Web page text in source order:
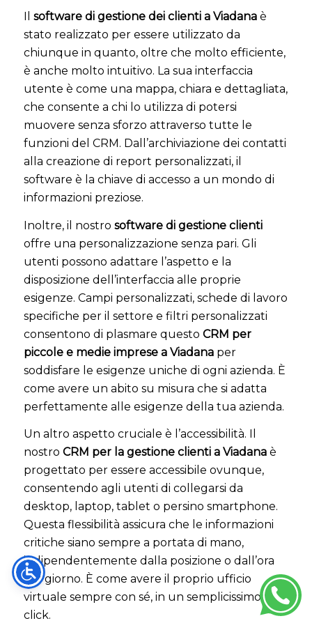
software di gestione dei clienti a Viadanaè
stato realizzato per essere utilizzato da
chiunque in quanto, oltre che molto efficiente,
è anche molto intuitivo. La sua interfaccia
utente è come una mappa, chiara e dettagliata,
che consente a chi lo utilizza di potersi
muovere senza sforzo attraverso tutte le
funzioni del CRM. Dall’archiviazione dei contatti
alla creazione di report personalizzati, il
software è la chiave di accesso a un mondo di
informazioni preziose.
Inoltre, il nostro software di gestione clienti
offre una personalizzazione senza pari. Gli
utenti possono adattare l’aspetto e la
disposizione dell’interfaccia alle proprie
esigenze. Campi personalizzati, schede di lavoro
specifiche per il settore e filtri personalizzati
consentono di plasmare questo CRM per
piccole e medie imprese a Viadana per
soddisfare le esigenze uniche di ogni azienda. È
come avere un abito su misura che si adatta
perfettamente alle esigenze della tua azienda.
Un altro aspetto cruciale è l’accessibilità. Il
nostro CRM per la gestione clienti a Viadanaè
progettato per essere accessibile ovunque,
consentendo agli utenti di collegarsi da
desktop, laptop, tablet o persino smartphone.
Questa flessibilità assicura che le informazioni
critiche siano sempre a portata di mano,
indipendentemente dalla posizione o dall’ora
del giorno. È come avere il proprio ufficio
virtuale sempre con sé, in un semplicissimo
click.